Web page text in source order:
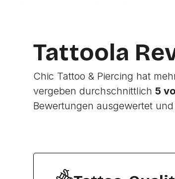
Tattoola
Chic Tattoo & Piercing hat
vergeben durchschnittlich5
Bewertungen ausgewertet